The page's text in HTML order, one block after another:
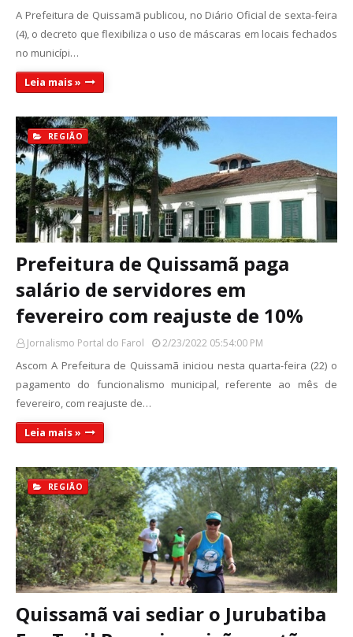
A Prefeitura de Quissamã publicou, no Diário Oficial de sexta-feira
(4), o decreto que flexibiliza o uso de máscaras em locais fechados
no municípi…
Leia mais »
REGIÃO
Prefeitura de Quissamã paga
salário de servidores em
fevereiro com reajuste de 10%
Jornalismo Portal do Farol 2/23/2022 05:54:00 PM
Ascom A Prefeitura de Quissamã iniciou nesta quarta-feira (22) o
pagamento do funcionalismo municipal, referente ao mês de
fevereiro, com reajuste de…
Leia mais »
REGIÃO
Quissamã vai sediar o Jurubatiba